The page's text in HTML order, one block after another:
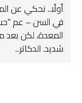
أولًا.. نحكي عن
في السن – عم
المعدة، لكن
شديد. الدكاتر...